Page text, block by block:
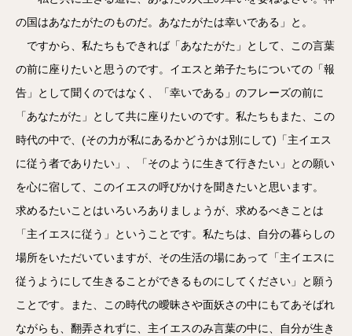
の国はあなたがたのものだ。あなたがたは幸いである」と。
ですから、私たちもできれば「あなたがた」として、この言葉
の前に座りたいと思うのです。イエスと弟子たちについての「報
告」として聞くのではなく、「幸いである」のフレーズの前に
「あなたがた」として共に座りたいのです。私たちもまた、この
時代の中で、(その力が私にあるかどうかは別にして)「主イエス
に従う者でありたい」、「そのように生きて行きたい」との願い
を心に宿して、このイエスの呼びかけを聞きたいと思います。
求めるたいことはいろいろありましょうが、求めるべきことは
「主イエスに従う」ということです。私たちは、自分の暮らしの
場所をいただいていますが、その生活の場にあって「主イエスに
従うようにして生きることができるものにしてください」と願う
ことです。また、この時代の曖昧さや面妖さの中にもてあそばれ
ながらも、翻弄されずに、主イエスのみ言葉の中に、自分が生き